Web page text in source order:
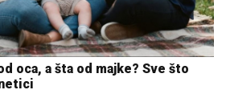
oca, a šta od majke? Sve što